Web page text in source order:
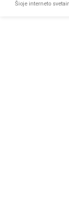
Šioje interneto